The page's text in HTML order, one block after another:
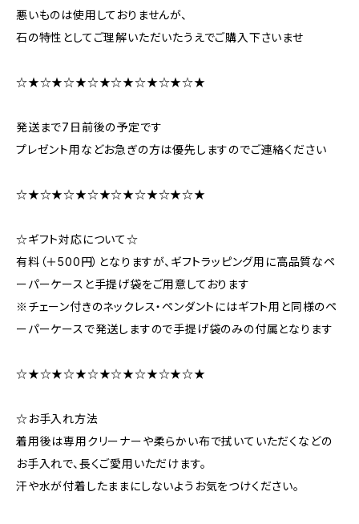
悪いものは使用しておりませんが、
石の特性としてご理解いただいたうえでご購入下さいませ
☆★☆★☆★☆★☆★☆★☆★☆★
発送まで7日前後の予定です
プレゼント用などお急ぎの方は優先しますのでご連絡ください
☆★☆★☆★☆★☆★☆★☆★☆★
☆ギフト対応について☆
有料（＋500円）となりますが、ギフトラッピング用に高品質なペ
ーパーケースと手提げ袋をご用意しております
※チェーン付きのネックレス・ペンダントにはギフト用と同様のペ
ーパーケースで発送しますので手提げ袋のみの付属となります
☆★☆★☆★☆★☆★☆★☆★☆★
☆お手入れ方法
着用後は専用クリーナーや柔らかい布で拭いていただくなどの
お手入れで、長くご愛用いただけます。
汗や水が付着したままにしないようお気をつけください。